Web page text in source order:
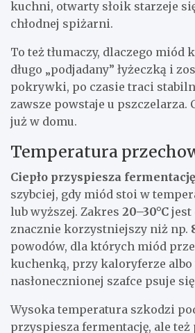
kuchni, otwarty słoik starzeje
chłodnej spiżarni.
To też tłumaczy, dlaczego miód
długo „podjadany” łyżeczką i
pokrywki, po czasie traci
zawsze powstaje u pszczelarza.
już w domu.
Temperatura
Ciepło przyspiesza
szybciej, gdy miód stoi w
lub wyższej. Zakres 20–30°C jest
znacznie korzystniejszy niż np.
powodów, dla których miód
kuchenką, przy kaloryferze albo
nasłonecznionej szafce psuje
Wysoka temperatura szkodzi
przyspiesza fermentację, ale też